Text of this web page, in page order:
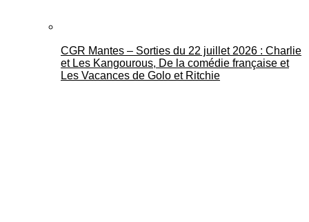
CGR Mantes – Sorties du 22 juillet 2026 : Charlie
et Les Kangourous, De la comédie française et
Les Vacances de Golo et Ritchie